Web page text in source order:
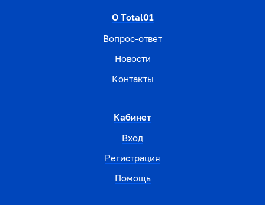
О Total01
Вопрос-ответ
Новости
Контакты
Кабинет
Вход
Регистрация
Помощь